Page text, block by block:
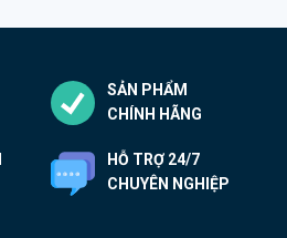
SẢN PHẨM
CHÍNH HÃNG
HỖ TRỢ 24/7
CHUYÊN NGHIỆP